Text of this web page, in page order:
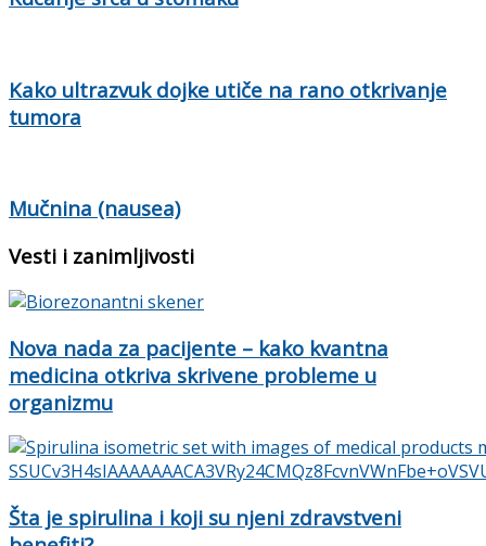
Kako ultrazvuk dojke utiče na rano otkrivanje
tumora
Mučnina (nausea)
Vesti i zanimljivosti
Nova nada za pacijente – kako kvantna
medicina otkriva skrivene probleme u
organizmu
Šta je spirulina i koji su njeni zdravstveni